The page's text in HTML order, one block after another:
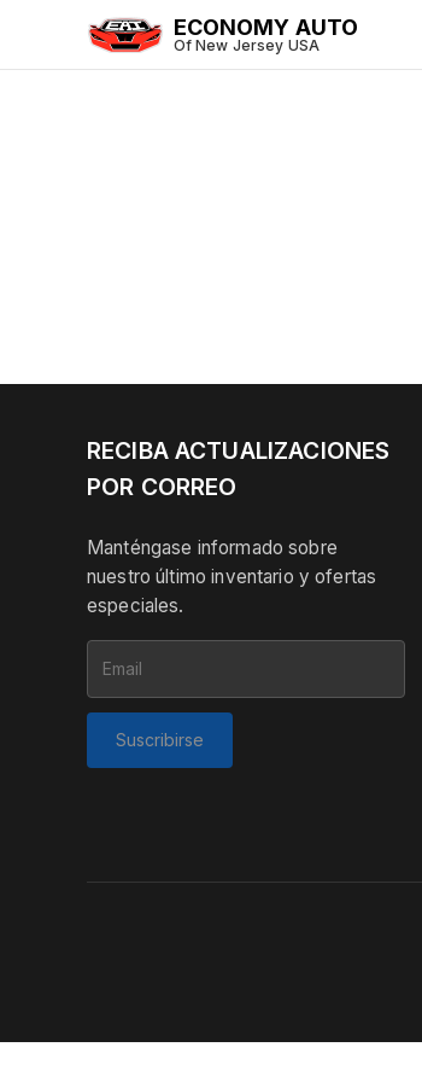
ECONOMY AUTO
Of New Jersey USA
RECIBA ACTUALIZACIONES
POR CORREO
Manténgase informado sobre
nuestro último inventario y ofertas
especiales.
Suscribirse